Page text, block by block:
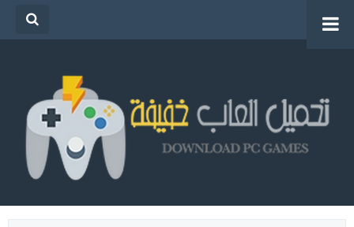
تحميل العاب خفيفة للكمبيوتر من ميديا فاير للاجهزة
الضعيفة